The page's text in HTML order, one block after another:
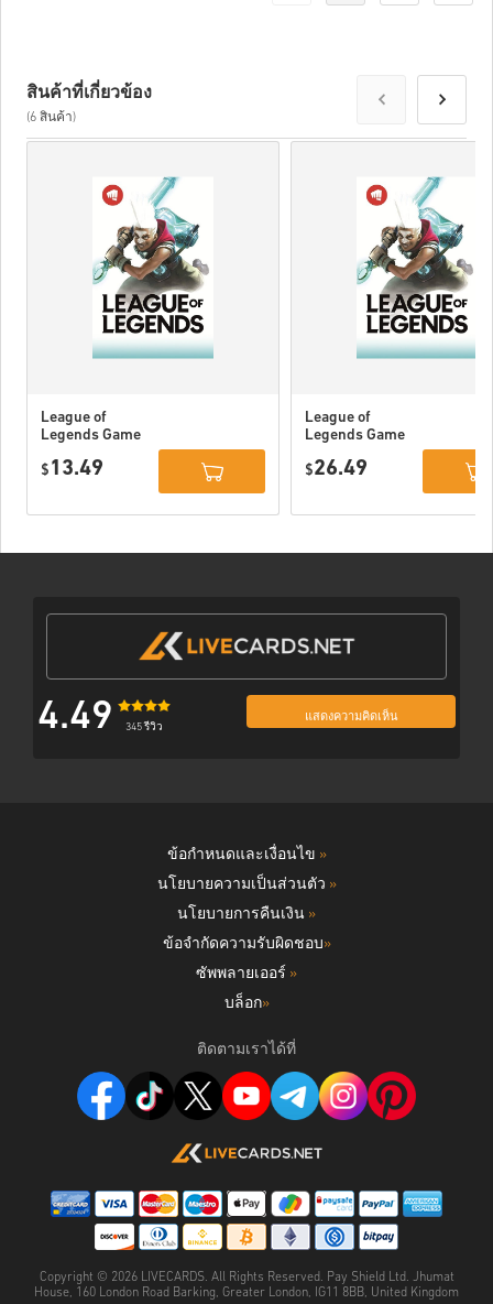
สินค้าที่เกี่ยวข้อง
(6 สินค้า)
League of
Legends Game
$ 13.49
League of
Legends Game
$26.49
4.49 345 รีวิว
แสดงความคิดเห็น
ข้อกำหนดและเงื่อนไข »
นโยบายความเป็นส่วนตัว »
นโยบายการคืนเงิน »
ข้อจำกัดความรับผิดชอบ»
ซัพพลายเออร์ »
บล็อก»
ติดตามเราได้ที่
Copyright © 2026 LIVECARDS. All Rights Reserved. Pay Shield Ltd. Jhumat
House, 160 London Road Barking, Greater London, IG11 8BB, United Kingdom